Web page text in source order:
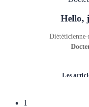
Hello,
Les
1